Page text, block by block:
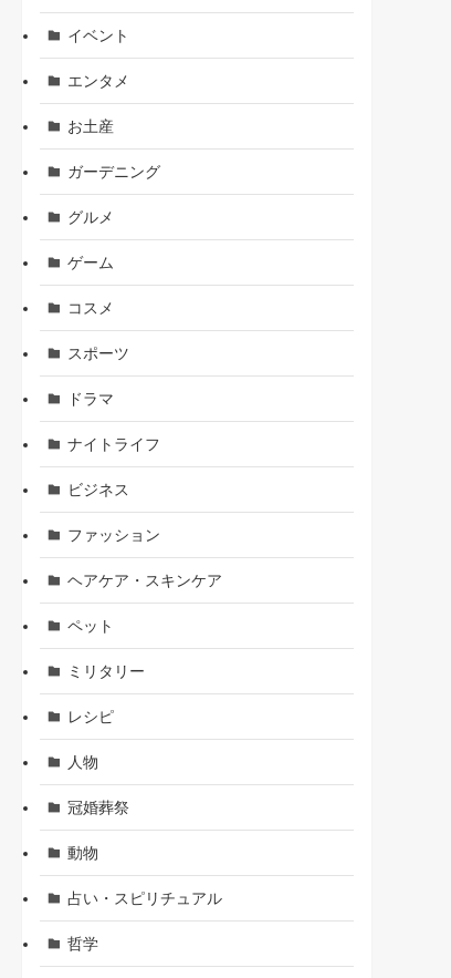
イベント
エンタメ
お土産
ガーデニング
グルメ
ゲーム
コスメ
スポーツ
ドラマ
ナイトライフ
ビジネス
ファッション
ヘアケア・スキンケア
ペット
ミリタリー
レシピ
人物
冠婚葬祭
動物
占い・スピリチュアル
哲学